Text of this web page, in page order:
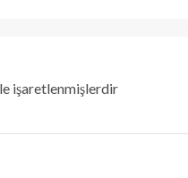
işaretlenmişlerdir